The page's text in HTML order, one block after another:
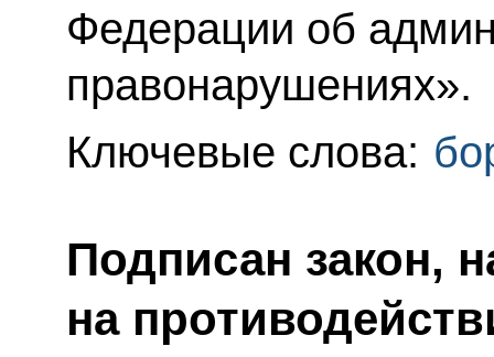
Федерации об
правонарушениях».
Ключевые слова:
Подписан закон,
на